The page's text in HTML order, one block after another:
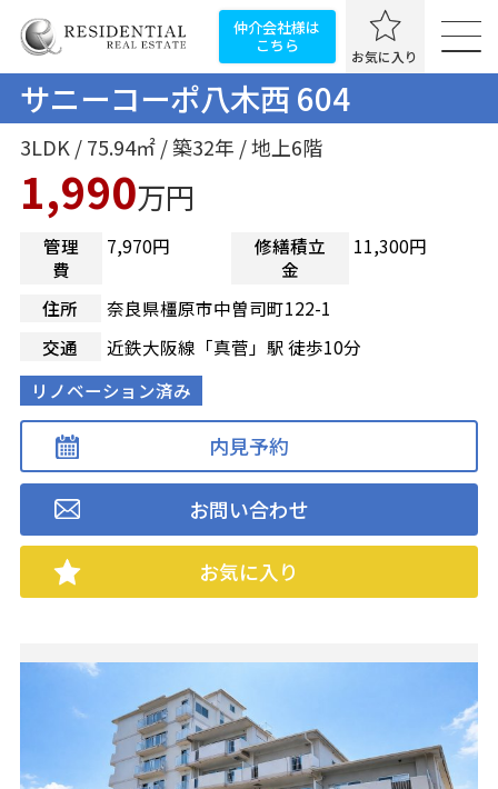
仲介会社様は
こちら
お気に入り
サニーコーポ八木西 604
3LDK / 75.94㎡ / 築32年 / 地上6階
1,990万円
管理
費
7,970円
修繕積立
金
11,300円
住所
奈良県橿原市中曽司町122-1
交通
近鉄大阪線「真菅」駅 徒歩10分
リノベーション済み
内見予約
お問い合わせ
お気に入り